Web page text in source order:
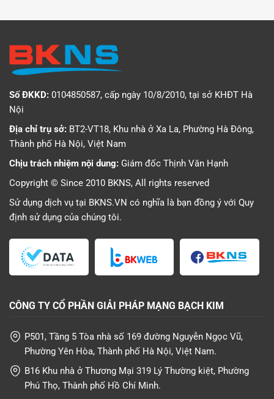
Số ĐKKD: 0104850587, cấp ngày 10/8/2010, tại sở KHĐT Hà
Nội
Địa chỉ trụ sở: BT2-VT18, Khu nhà ở Xa La, Phường Hà Đông,
Thành phố Hà Nội, Việt Nam
Chịu trách nhiệm nội dung: Giám đốc Thịnh Văn Hạnh
Copyright © Since 2010 BKNS, All rights reserved
Sử dụng dịch vụ tại BKNS.VN có nghĩa là bạn đồng ý với Quy
định sử dụng của chúng tôi.
CÔNG TY CỔ PHẦN GIẢI PHÁP MẠNG BẠCH KIM
P501, Tầng 5 Tòa nhà số 169 đường Nguyễn Ngọc Vũ,
Phường Yên Hòa, Thành phố Hà Nội, Việt Nam.
B16 Khu nhà ở Thương Mại 319 Lý Thường kiệt, Phường
Phú Thọ, Thành phố Hồ Chí Minh.